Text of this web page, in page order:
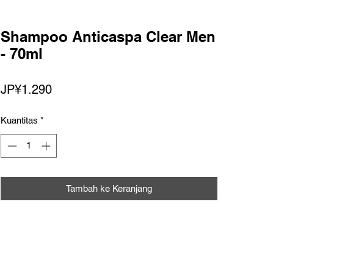
Shampoo Anticaspa Clear Men
- 70ml
JP¥1.290Harga
Kuantitas *
Tambah ke Keranjang